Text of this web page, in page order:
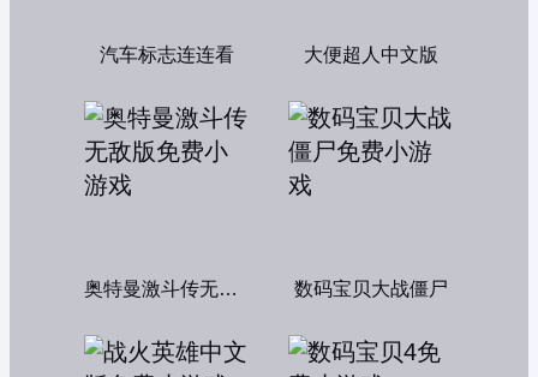
汽车标志连连看 大便超人中文版
奥特曼激斗传无敌版 数码宝贝大战僵尸